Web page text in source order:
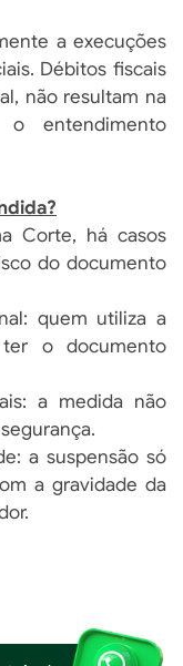
a execuções
Débitos fiscais
não resultam na
o entendimento
Corte, há casos
do documento
quem utiliza a
o documento
a medida não
a suspensão só
a gravidade da